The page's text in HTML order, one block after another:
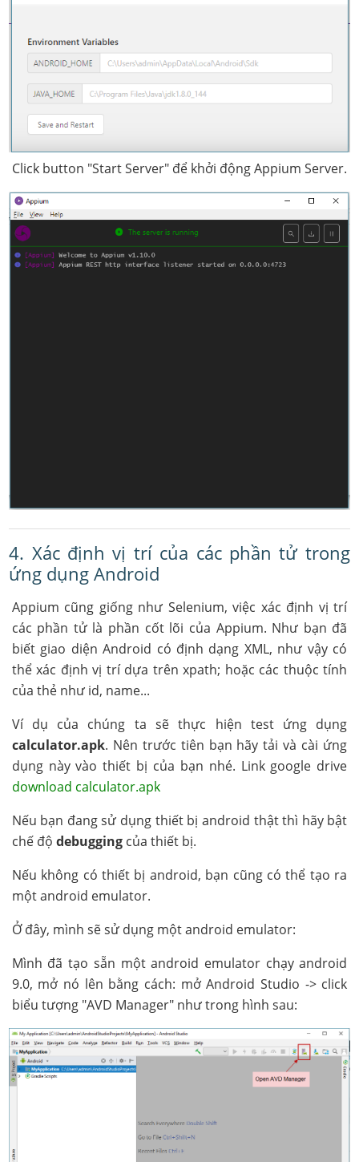
Click button "Start Server" để khởi động Appium Server.
4. Xác định vị trí của các phần tử trong
ứng dụng Android
Appium cũng giống như Selenium, việc xác định vị trí
các phần tử là phần cốt lõi của Appium. Như bạn đã
biết giao diện Android có định dạng XML, như vậy có
thể xác định vị trí dựa trên xpath; hoặc các thuộc tính
của thẻ như id, name...
Ví dụ của chúng ta sẽ thực hiện test ứng dụng
calculator.apk. Nên trước tiên bạn hãy tải và cài ứng
dụng này vào thiết bị của bạn nhé. Link google drive
download calculator.apk
Nếu bạn đang sử dụng thiết bị android thật thì hãy bật
chế độ debuggingcủa thiết bị.
Nếu không có thiết bị android, bạn cũng có thể tạo ra
một android emulator.
Ở đây, mình sẽ sử dụng một android emulator:
Mình đã tạo sẵn một android emulator chạy android
9.0, mở nó lên bằng cách: mở Android Studio -> click
biểu tượng "AVD Manager" như trong hình sau: